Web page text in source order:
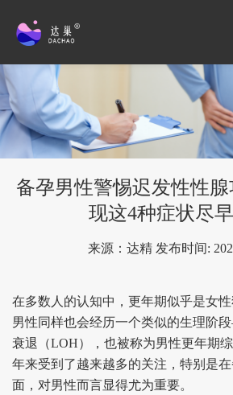
备孕男性警惕迟发性性
现这4种症状尽
来源：达精 发布时间:
在多数人的认知中，更年期似乎是女性
男性同样也会经历一个类似的生理阶
衰退（LOH）
，也被称为男性更年期
年来受到了越来越多的关注，特别是
面，对男性而言显得尤为重要。